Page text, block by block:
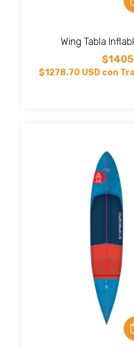
Wing Tabla
$1278.70 USD con